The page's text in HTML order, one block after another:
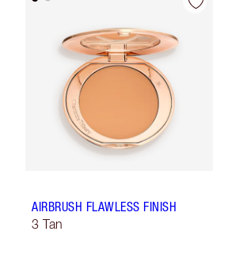
AIRBRUSH FLAWLESS FINISH
3 Tan